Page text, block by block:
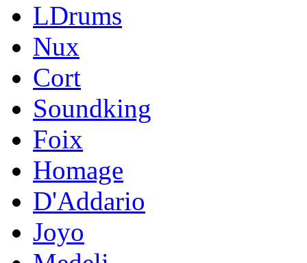
LDrums
Nux
Cort
Soundking
Foix
Homage
D'Addario
Joyo